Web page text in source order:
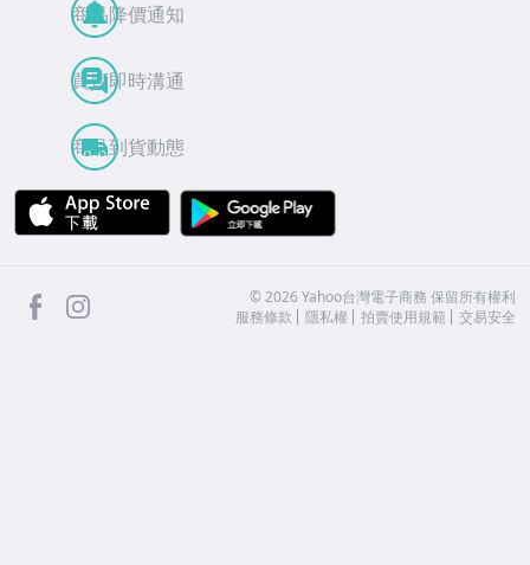
商品降價通知
買賣即時溝通
商品到貨動態
APP Store
facebook ©2026 Yahoo台灣電子商務 保留所有權利
服務條款
隱私權 拍賣使用規範 交易安全